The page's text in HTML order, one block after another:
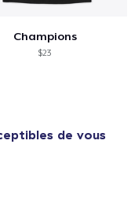
Champions
$23
de vous